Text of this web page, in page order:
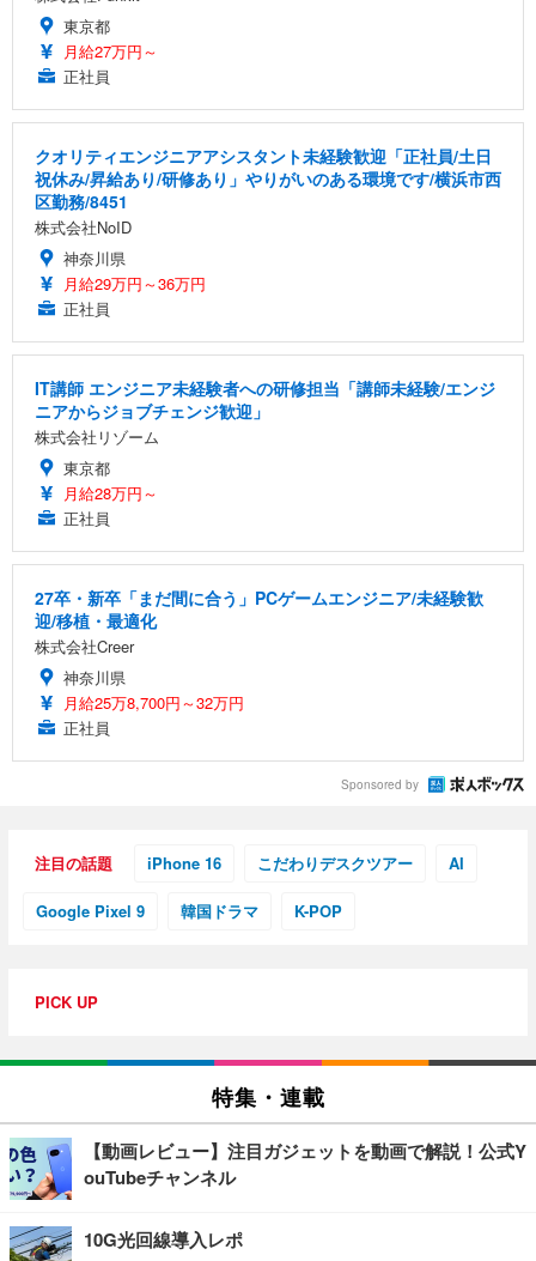
東京都
月給27万円～
正社員
クオリティエンジニアアシスタント未経験歓迎「正社員/土日
祝休み/昇給あり/研修あり」やりがいのある環境です/横浜市西
区勤務/8451
株式会社NoID
神奈川県
月給29万円～36万円
正社員
IT講師 エンジニア未経験者への研修担当「講師未経験/エンジ
ニアからジョブチェンジ歓迎」
株式会社リゾーム
東京都
月給28万円～
正社員
27卒・新卒「まだ間に合う」PCゲームエンジニア/未経験歓
迎/移植・最適化
株式会社Creer
神奈川県
月給25万8,700円～32万円
正社員
Sponsored by
注目の話題 iPhone 16 こだわりデスクツアー AI
Google Pixel 9 韓国ドラマ K-POP
PICK UP
特集・連載
【動画レビュー】注目ガジェットを動画で解説！公式Y
ouTubeチャンネル
10G光回線導入レポ